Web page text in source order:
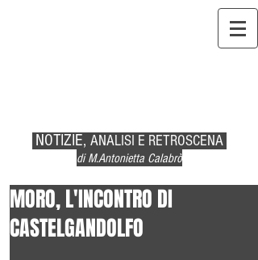
NOTIZIE, ANALISI E RETROSCENA
di M.Antonietta Calabrò
MORO, L'INCONTRO DI
CASTELGANDOLFO